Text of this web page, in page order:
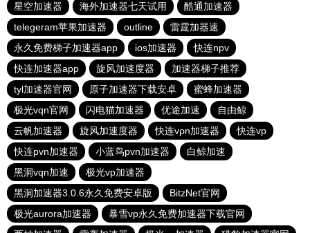
星空加速器
海外加速器七天试用
酷通加速器
telegeram苹果加速器
outline
雷霆加器速
永久免费梯子加速器app
ios加速器
快连npv
快连加速器app
旋风加速度器
加速器梯子推荐
tyl加速器官网
原子加速器下载安卓
蜜蜂加速器
极光vqn官网
闪电猫加速器 优途加速
自由鲸
云帆加速器
旋风加速度器 快连vρn加速器
快连vp
快连pvn加速器
小蓝鸟pvn加速器
白鲸加速
黑洞vqn加速
极光vp加速器
黑洞加速器3.0.6永久免费安卓版
BitzNet官网
极光aurora加速器
暴雪vp永久免费加速器下载官网